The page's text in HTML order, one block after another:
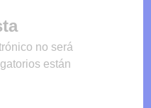
no será
están